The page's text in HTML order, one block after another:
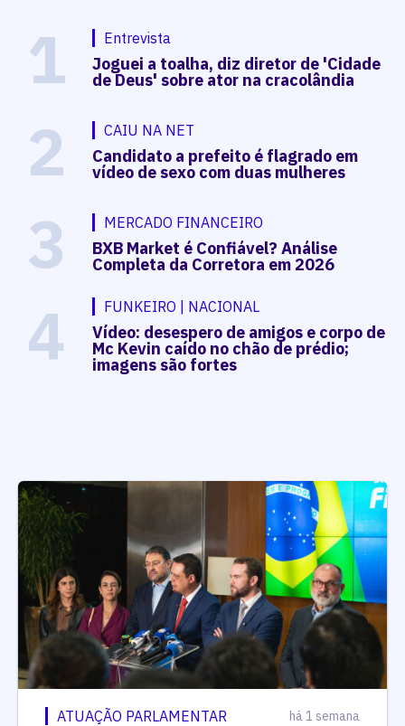
1 Entrevista
Joguei a toalha, diz diretor de 'Cidade
de Deus' sobre ator na cracolândia
2 CAIU NA NET
Candidato a prefeito é flagrado em
vídeo de sexo com duas mulheres
3 MERCADO FINANCEIRO
BXB Market é Confiável? Análise
Completa da Corretora em 2026
4 FUNKEIRO | NACIONAL
Vídeo: desespero de amigos e corpo de
Mc Kevin caído no chão de prédio;
imagens são fortes
ATUAÇÃO PARLAMENTAR há 1 semana